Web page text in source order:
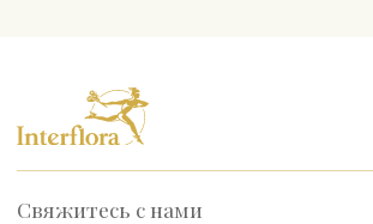
Свяжитесь с нами